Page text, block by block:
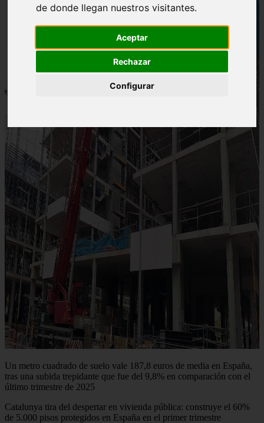
de donde llegan nuestros visitantes.
Aceptar
Rechazar
Configurar
Un metro cuadrado de suelo vale 187,8 euros de media en España,
tras una subida trepidante que fue del 9,8% en comparación con el
último trimestre de 2025
Catalunya tira del despertar en vivienda pública: construye el 60%
de 5.000 pisos protegidos en España en el primer trimestre